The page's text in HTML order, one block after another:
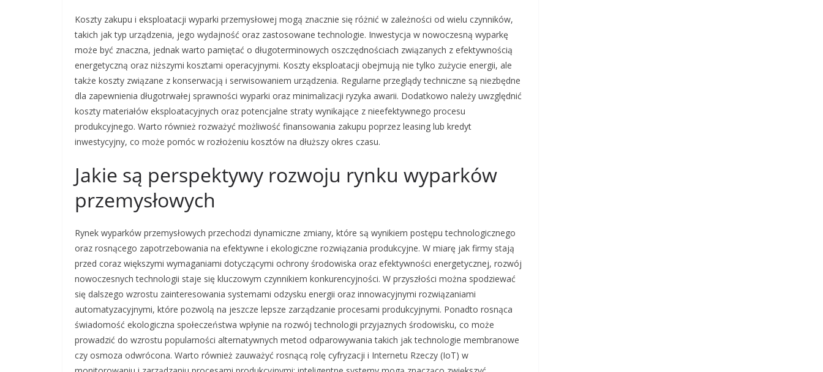
Koszty zakupu i eksploatacji wyparki przemysłowej mogą znacznie się różnić w zależności od wielu czynników,
takich jak typ urządzenia, jego wydajność oraz zastosowane technologie. Inwestycja w nowoczesną wyparkę
może być znaczna, jednak warto pamiętać o długoterminowych oszczędnościach związanych z efektywnością
energetyczną oraz niższymi kosztami operacyjnymi. Koszty eksploatacji obejmują nie tylko zużycie energii, ale
także koszty związane z konserwacją i serwisowaniem urządzenia. Regularne przeglądy techniczne są niezbędne
dla zapewnienia długotrwałej sprawności wyparki oraz minimalizacji ryzyka awarii. Dodatkowo należy uwzględnić
koszty materiałów eksploatacyjnych oraz potencjalne straty wynikające z nieefektywnego procesu
produkcyjnego. Warto również rozważyć możliwość finansowania zakupu poprzez leasing lub kredyt
inwestycyjny, co może pomóc w rozłożeniu kosztów na dłuższy okres czasu.
Jakie są perspektywy rozwoju rynku wyparków
przemysłowych
Rynek wyparków przemysłowych przechodzi dynamiczne zmiany, które są wynikiem postępu technologicznego
oraz rosnącego zapotrzebowania na efektywne i ekologiczne rozwiązania produkcyjne. W miarę jak firmy stają
przed coraz większymi wymaganiami dotyczącymi ochrony środowiska oraz efektywności energetycznej, rozwój
nowoczesnych technologii staje się kluczowym czynnikiem konkurencyjności. W przyszłości można spodziewać
się dalszego wzrostu zainteresowania systemami odzysku energii oraz innowacyjnymi rozwiązaniami
automatyzacyjnymi, które pozwolą na jeszcze lepsze zarządzanie procesami produkcyjnymi. Ponadto rosnąca
świadomość ekologiczna społeczeństwa wpłynie na rozwój technologii przyjaznych środowisku, co może
prowadzić do wzrostu popularności alternatywnych metod odparowywania takich jak technologie membranowe
czy osmoza odwrócona. Warto również zauważyć rosnącą rolę cyfryzacji i Internetu Rzeczy (IoT) w